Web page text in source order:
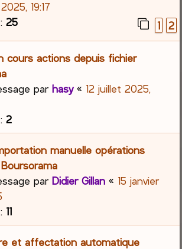
19:17
:25 1 2
cours actions depuis fichier
parhasy« 12 juillet 2025,
:2
manuelle opérations
parDidier Gillan « 15 janvier
:11
et affectation automatique